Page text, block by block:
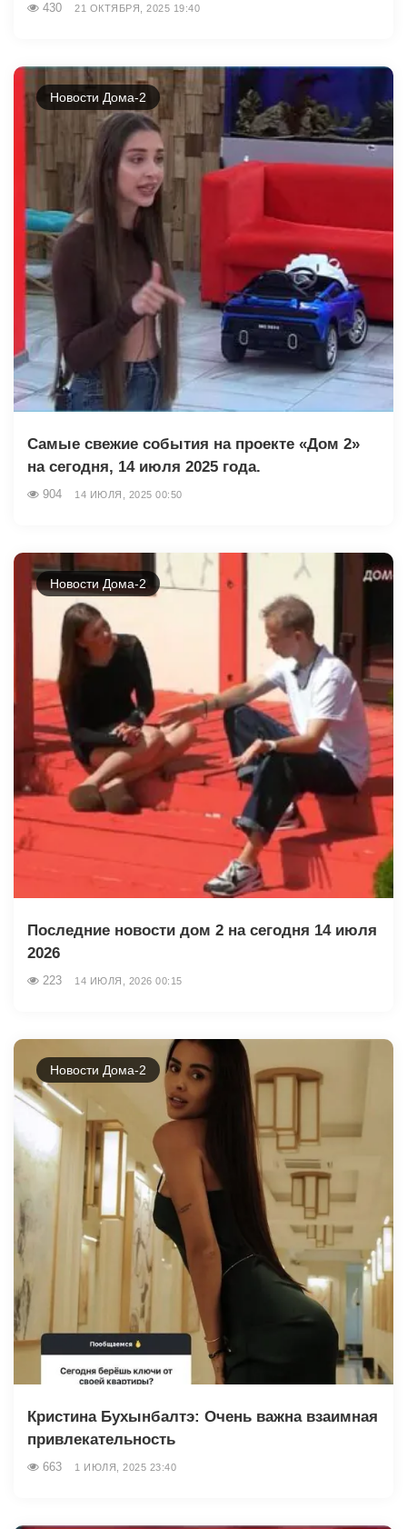
430 21 ОКТЯБРЯ, 2025 19:40
Новости Дома-2
Самые свежие события на проекте «Дом 2»
на сегодня, 14 июля 2025 года.
904 14 ИЮЛЯ, 2025 00:50
Новости Дома-2
Последние новости дом 2 на сегодня 14 июля
2026
223 14 ИЮЛЯ, 2026 00:15
Новости Дома-2
Кристина Бухынбалтэ: Очень важна взаимная
привлекательность
663 1 ИЮЛЯ, 2025 23:40